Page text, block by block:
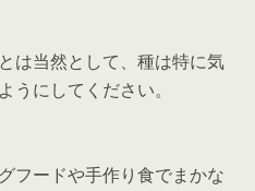
は当然として、種は特に気
うにしてください。
フードや手作り食でまかな